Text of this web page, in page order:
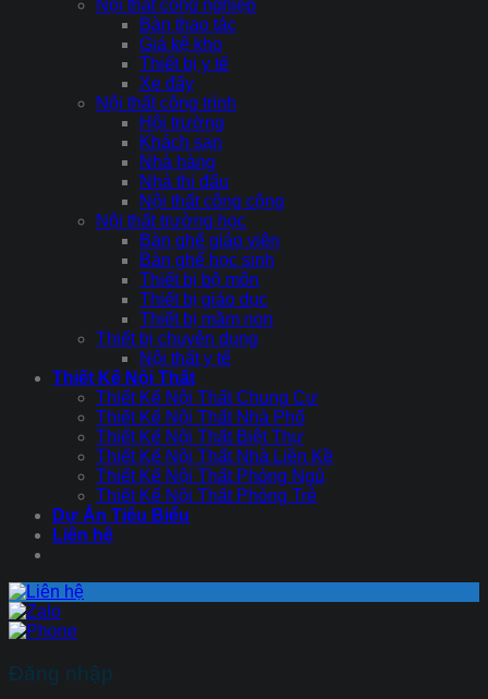
Nội thất công nghiệp
Bàn thao tác
Giá kệ kho
Thiết bị y tế
Xe đẩy
Nội thất công trình
Hội trường
Khách sạn
Nhà hàng
Nhà thi đấu
Nội thất công cộng
Nội thất trường học
Bàn ghế giáo viên
Bàn ghế học sinh
Thiết bị bộ môn
Thiết bị giáo dục
Thiết bị mầm non
Thiết bị chuyên dụng
Nội thất y tế
Thiết Kế Nội Thất
Thiết Kế Nội Thất Chung Cư
Thiết Kế Nội Thất Nhà Phố
Thiết Kế Nội Thất Biệt Thự
Thiết Kế Nội Thất Nhà Liền Kề
Thiết Kế Nội Thất Phòng Ngủ
Thiết Kế Nội Thất Phòng Trẻ
Dự Án Tiêu Biểu
Liên hệ
Đăng nhập